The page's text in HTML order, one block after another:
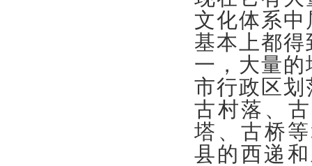
文化体系
基本上都
一，大量
市行政区
古村落、
塔、古桥
县的西递